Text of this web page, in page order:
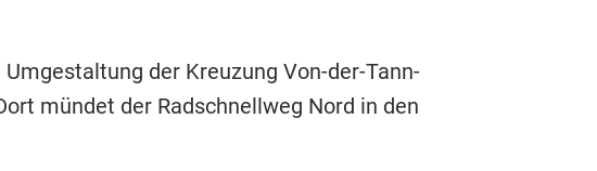
der Kreuzung Von-der-Tann-
mündet der Radschnellweg Nord in den